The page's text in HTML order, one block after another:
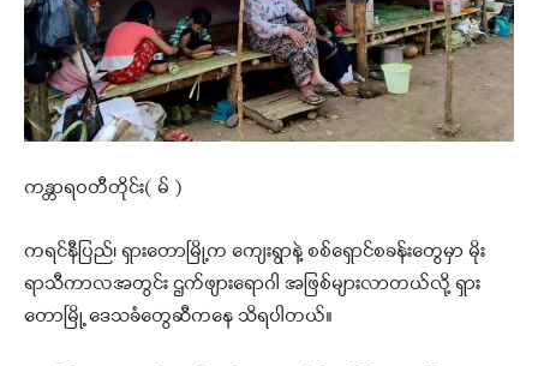
ကန္တာရဝတီတိုင်း( မ် )
ကရင်နီပြည်၊ ရှားတောမြို့က ကျေးရွာနဲ့ စစ်ရှောင်စခန်းတွေမှာ မိုး
ရာသီကာလအတွင်း ဌက်ဖျားရောဂါ အဖြစ်များလာတယ်လို့ ရှား
တောမြို့ ဒေသခံတွေဆီကနေ သိရပါတယ်။